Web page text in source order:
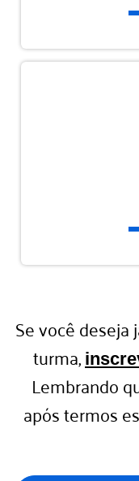
Se você deseja
turma,
Lembrando
após termos